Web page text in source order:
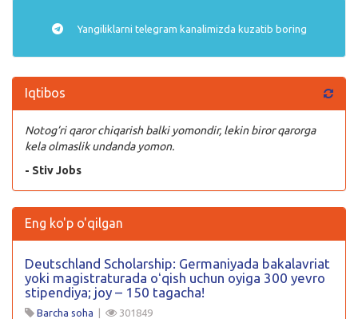
Yangiliklarni telegram kanalimizda kuzatib boring
Iqtibos
Notog’ri qaror chiqarish balki yomondir, lekin biror qarorga
kela olmaslik undanda yomon.
- Stiv Jobs
Eng ko'p o'qilgan
Deutschland Scholarship: Germaniyada bakalavriat
yoki magistraturada oʻqish uchun oyiga 300 yevro
stipendiya; joy – 150 tagacha!
Barcha soha | 301849